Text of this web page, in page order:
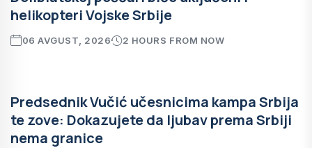
helikopteri Vojske Srbije
06 AVGUST, 2026 2 HOURS FROM NOW
Predsednik Vučić učesnicima kampa Srbija
te zove: Dokazujete da ljubav prema Srbiji
nema granice